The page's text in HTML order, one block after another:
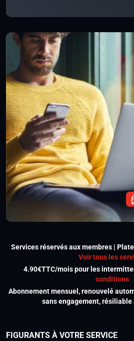
Services réservés aux membres |
Voir tous les
4.90€TTC/mois pour les
conditions
Abonnement mensuel, renouvelé
sans engagement, résiliable
FIGURANTS À VOTRE SERVICE